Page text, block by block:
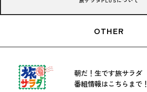
OTHER
朝だ！生です旅サラダ
番組情報はこちらまで！